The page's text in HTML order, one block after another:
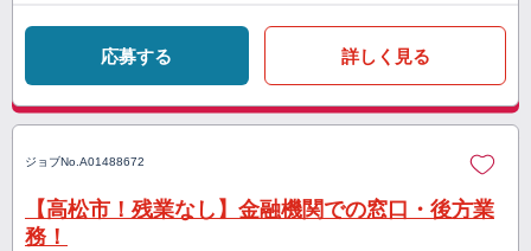
応募する 詳しく見る
ジョブNo. A01488672
【高松市！残業なし】金融機関での窓口・後方業
務！